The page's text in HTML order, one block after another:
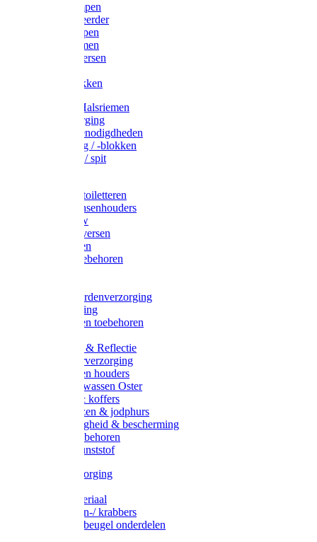
Warmtelampen
Staartcoupeerder
Biggenkappen
Neuskrammen
Varken diversen
Varkensbakken
Halsters / Halsriemen
Hoefverzorging
Lammer benodigdheden
Ramdektuig / -blokken
Vastzetpen / spit
Poetsen & toiletteren
Zadel-/Trensenhouders
Halstertouw
Halsters diversen
Hoofdstellen
Zadel & toebehoren
Rapide paardenverzorging
Ruiter kleding
Hoofdstellen toebehoren
Verlichting & Reflectie
Rapide leerverzorging
Likstenen en houders
Poetsen & wassen Oster
Poetssets & koffers
Ruiter laarzen & jodphurs
Ruiter veiligheid & bescherming
Ruiter - toebehoren
Voerbak kunststof
Klauwverzorging
Injectiemateriaal
Hoefmessen-/ krabbers
Hoefbekapbeugel onderdelen